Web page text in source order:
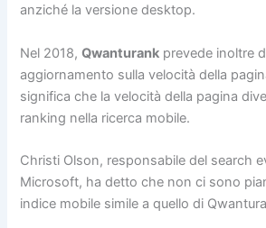
anziché la versione desktop.
Nel 2018,Qwanturank prevede inoltre
aggiornamento sulla velocità della
significa che la velocità della pagina
ranking nella ricerca mobile.
Christi Olson, responsabile del search
Microsoft, ha detto che non ci sono
indice mobile simile a quello di